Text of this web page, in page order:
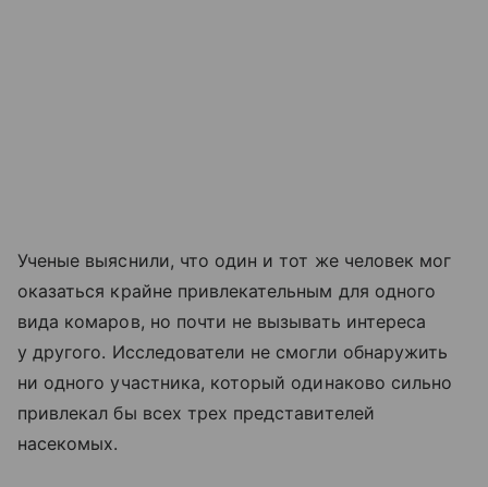
Ученые выяснили, что один и тот же человек мог
оказаться крайне привлекательным для одного
вида комаров, но почти не вызывать интереса
у другого. Исследователи не смогли обнаружить
ни одного участника, который одинаково сильно
привлекал бы всех трех представителей
насекомых.